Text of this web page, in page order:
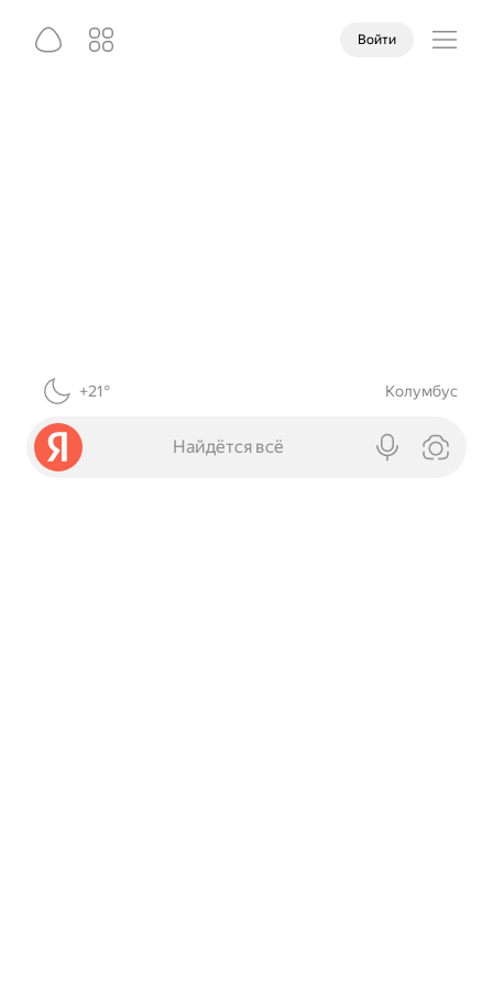
Войти
+21° Колумбус
Найдётся всё